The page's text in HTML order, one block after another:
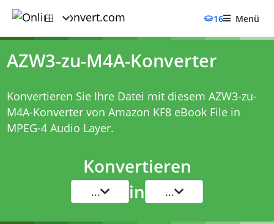
16 Menü
AZW3-zu-M4A-Konverter
Konvertieren Sie Ihre Datei mit diesem AZW3-zu-
M4A-Konvertervon Amazon KF8 eBook File in
MPEG-4 Audio Layer.
Konvertieren
... in ...